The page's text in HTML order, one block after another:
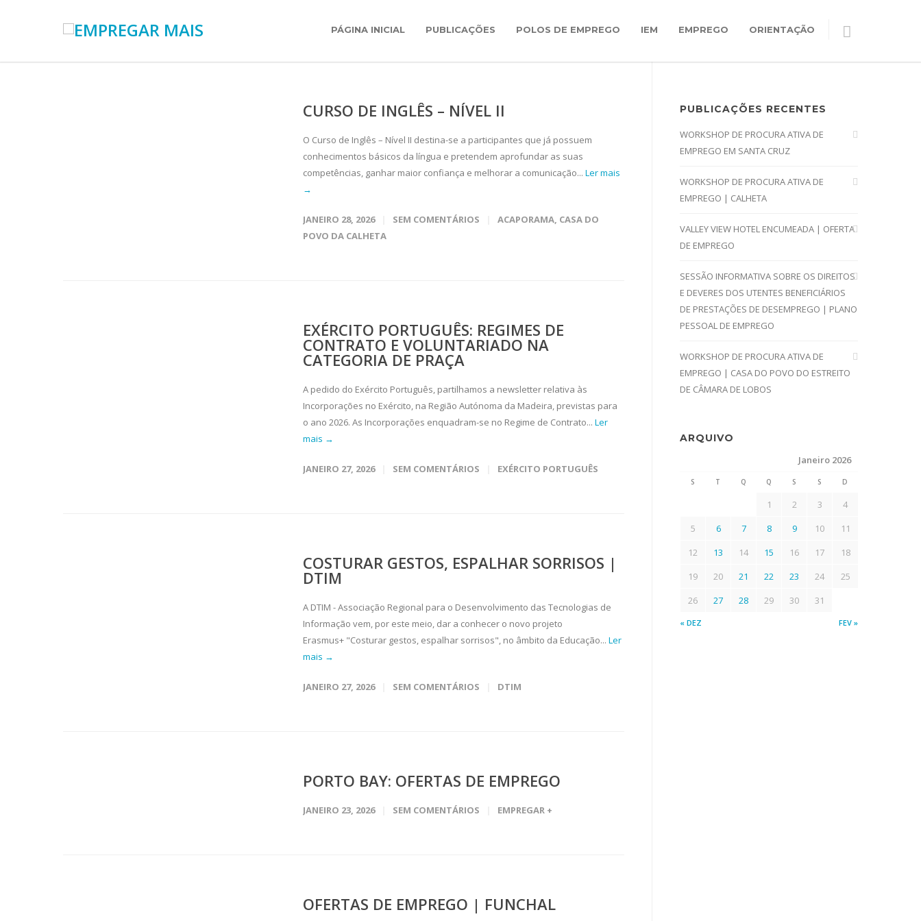
PÁGINA INICIAL PUBLICAÇÕES POLOS DE EMPREGO IEM EMPREGO ORIENTAÇÃO
CURSO DE INGLÊS – NÍVEL II
O Curso de Inglês – Nível II destina-se a participantes que já possuem
conhecimentos básicos da língua e pretendem aprofundar as suas
competências, ganhar maior confiança e melhorar a comunicação... Ler mais
→
JANEIRO 28, 2026 SEM COMENTÁRIOS ACAPORAMA, CASA DO
POVO DA CALHETA
EXÉRCITO PORTUGUÊS: REGIMES DE
CONTRATO E VOLUNTARIADO NA
CATEGORIA DE PRAÇA
A pedido do Exército Português, partilhamos a newsletter relativa às
Incorporações no Exército, na Região Autónoma da Madeira, previstas para
o ano 2026. As Incorporações enquadram-se no Regime de Contrato... Ler
mais →
JANEIRO 27, 2026 SEM COMENTÁRIOS EXÉRCITO PORTUGUÊS
COSTURAR GESTOS, ESPALHAR SORRISOS |
DTIM
A DTIM - Associação Regional para o Desenvolvimento das Tecnologias de
Informação vem, por este meio, dar a conhecer o novo projeto
Erasmus+ "Costurar gestos, espalhar sorrisos", no âmbito da Educação... Ler
mais →
JANEIRO 27, 2026 SEM COMENTÁRIOS DTIM
PORTO BAY: OFERTAS DE EMPREGO
JANEIRO 23, 2026 SEM COMENTÁRIOS EMPREGAR +
OFERTAS DE EMPREGO | FUNCHAL
PUBLICAÇÕES RECENTES
WORKSHOP DE PROCURA ATIVA DE
EMPREGO EM SANTA CRUZ
WORKSHOP DE PROCURA ATIVA DE
EMPREGO | CALHETA
VALLEY VIEW HOTEL ENCUMEADA | OFERTA
DE EMPREGO
SESSÃO INFORMATIVA SOBRE OS DIREITOS
E DEVERES DOS UTENTES BENEFICIÁRIOS
DE PRESTAÇÕES DE DESEMPREGO | PLANO
PESSOAL DE EMPREGO
WORKSHOP DE PROCURA ATIVA DE
EMPREGO | CASA DO POVO DO ESTREITO
DE CÂMARA DE LOBOS
ARQUIVO
Janeiro 2026
S T Q Q S S D
« DEZ FEV »
1 2 3
4
5
6 7 8 9 10
11
12
13 14 15 16 17
18
19
20 21 22 23 24
25
26
27 28 29 30 31